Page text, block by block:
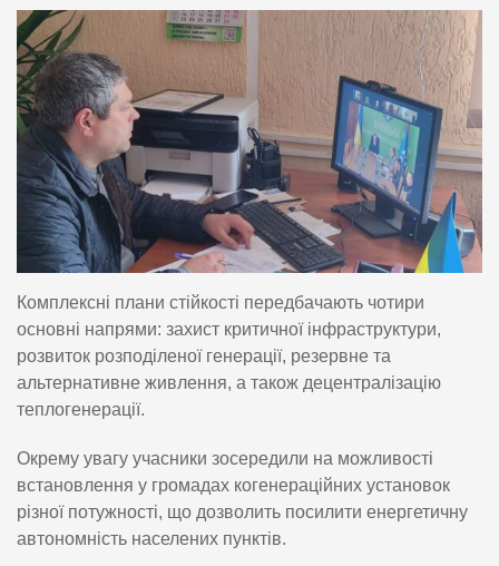
Комплексні плани стійкості передбачають чотири
основні напрями: захист критичної інфраструктури,
розвиток розподіленої генерації, резервне та
альтернативне живлення, а також децентралізацію
теплогенерації.
Окрему увагу учасники зосередили на можливості
встановлення у громадах когенераційних установок
різної потужності, що дозволить посилити енергетичну
автономність населених пунктів.